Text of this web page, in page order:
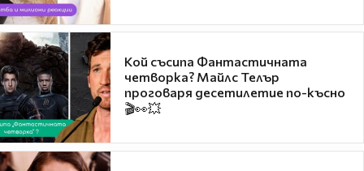
Кой съсипа Фантастичната
четворка? Майлс Телър
проговаря десетилетие по-късно
🎬👀💥